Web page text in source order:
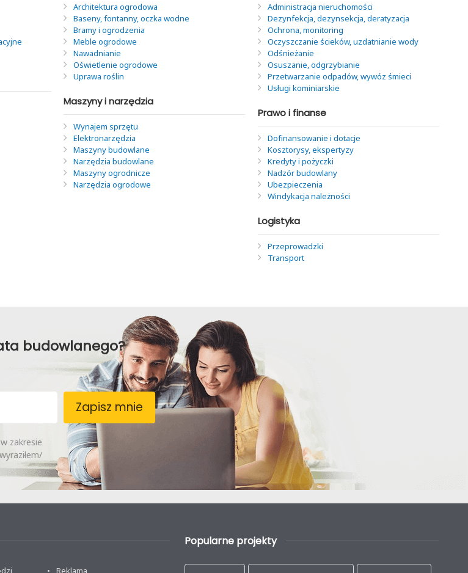
Architektura ogrodowa
Baseny, fontanny, oczka wodne
Bramy i ogrodzenia
Meble ogrodowe
Nawadnianie
Oświetlenie ogrodowe
Uprawa roślin
Maszyny i narzędzia
Wynajem sprzętu
Elektronarzędzia
Maszyny budowlane
Narzędzia budowlane
Maszyny ogrodnicze
Narzędzia ogrodowe
Administracja nieruchomości
Dezynfekcja, dezynsekcja, deratyzacja
Ochrona, monitoring
Oczyszczanie ścieków, uzdatnianie wody
Odśnieżanie
Osuszanie, odgrzybianie
Przetwarzanie odpadów, wywóz śmieci
Usługi kominiarskie
Prawo i finanse
Dofinansowanie i dotacje
Kosztorysy, ekspertyzy
Kredyty i pożyczki
Nadzór budowlany
Ubezpieczenia
Windykacja należności
Logistyka
Przeprowadzki
Transport
budowlanego?
Zapisz mnie
zakresie
Reklama
Popularne projekty